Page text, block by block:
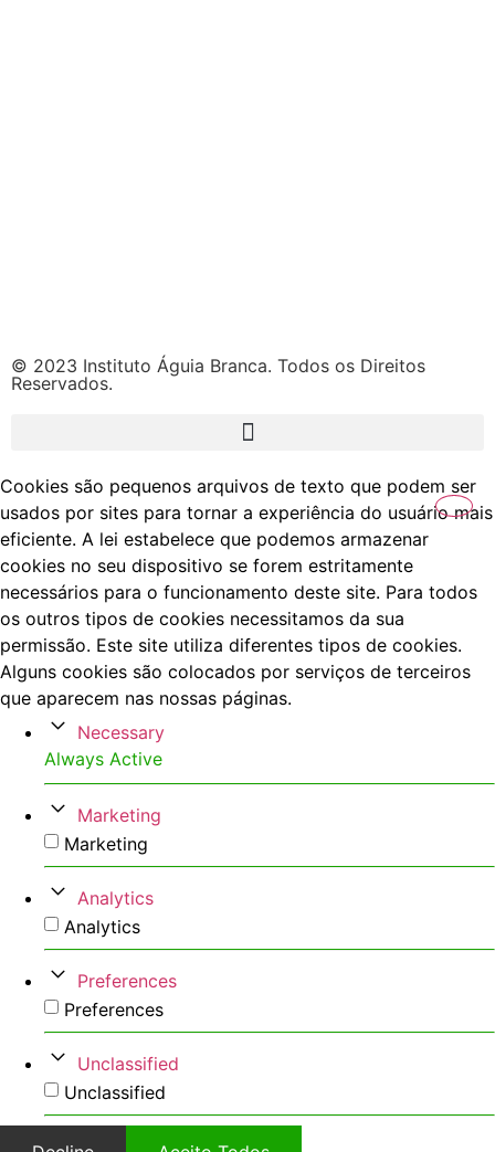
© 2023 Instituto Águia Branca. Todos os Direitos
Reservados.
Cookies são pequenos arquivos de texto que podem ser
usados por sites para tornar a experiência do usuário mais
eficiente. A lei estabelece que podemos armazenar
cookies no seu dispositivo se forem estritamente
necessários para o funcionamento deste site. Para todos
os outros tipos de cookies necessitamos da sua
permissão. Este site utiliza diferentes tipos de cookies.
Alguns cookies são colocados por serviços de terceiros
que aparecem nas nossas páginas.
Necessary
Always Active
Marketing
Marketing
Analytics
Analytics
Preferences
Preferences
Unclassified
Unclassified